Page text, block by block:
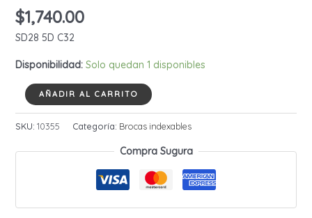
$1,740.00
SD28 5D C32
Disponibilidad: Solo quedan 1 disponibles
Broca
Indexable
28mm
AÑADIR AL CARRITO
SKU: 10355 Categoría: Brocas indexables
Compra Sugura